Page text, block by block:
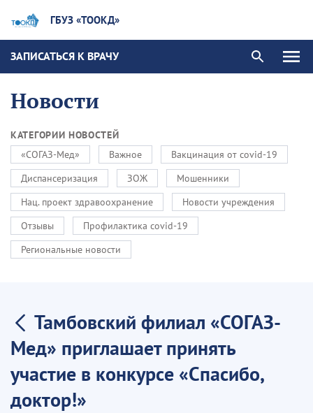
ГБУЗ «ТООКД»
ЗАПИСАТЬСЯ К ВРАЧУ
Новости
КАТЕГОРИИ НОВОСТЕЙ
«СОГАЗ-Мед»
Важное
Вакцинация от covid-19
Диспансеризация
ЗОЖ
Мошенники
Нац. проект здравоохранение
Новости учреждения
Отзывы
Профилактика covid-19
Региональные новости
Тамбовский филиал «СОГАЗ-
Мед» приглашает принять
участие в конкурсе «Спасибо,
доктор!»